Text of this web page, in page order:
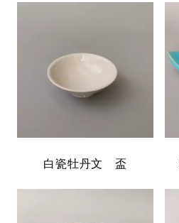
白瓷牡丹文 盃